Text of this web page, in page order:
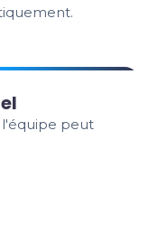
l'équipe peut